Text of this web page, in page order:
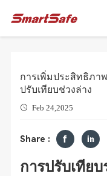
การเพิ่มประสิทธิภา
ปรับเทียบช่วงล่าง
Feb 24,2025
Share :
การปรับเทีย